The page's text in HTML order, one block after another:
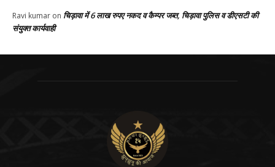
Ravi kumar on चिड़ावा में 6 लाख रुपए नकद व कैम्पर जब्त, चिड़ावा पुलिस व डीएसटी की
संयुक्त कार्यवाही